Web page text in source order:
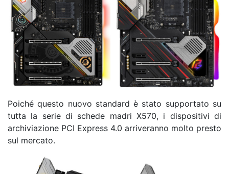
Poiché questo nuovo standard è stato supportato su
tutta la serie di schede madri X570, i dispositivi di
archiviazione PCI Express 4.0 arriveranno molto presto
sul mercato.